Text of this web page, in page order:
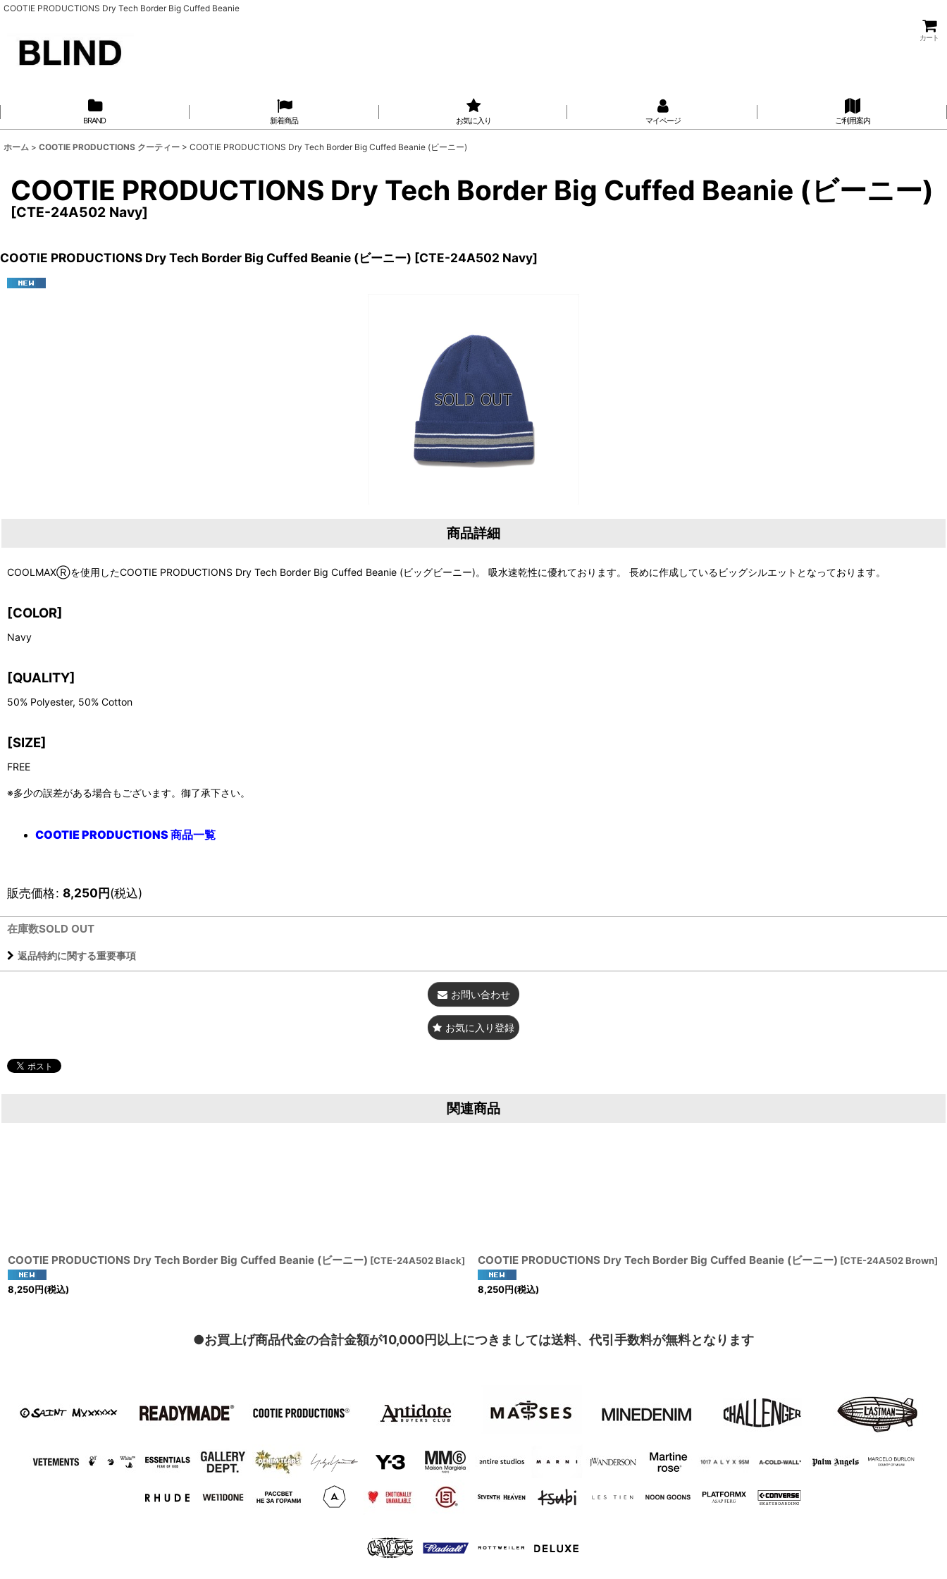
COOTIE PRODUCTIONS Dry Tech Border Big Cuffed Beanie
カート
BRAND 新着商品 お気に入り マイページ ご利用案内
ホーム > COOTIE PRODUCTIONS クーティー > COOTIE PRODUCTIONS Dry Tech Border Big Cuffed Beanie (ビーニー)
COOTIE PRODUCTIONS Dry Tech Border Big Cuffed Beanie (ビーニー)
[CTE-24A502 Navy]
COOTIE PRODUCTIONS Dry Tech Border Big Cuffed Beanie (ビーニー) [CTE-24A502 Navy]
商品詳細
COOLMAXⓇを使用したCOOTIE PRODUCTIONS Dry Tech Border Big Cuffed Beanie (ビッグビーニー)。 吸水速乾性に優れております。 長めに作成しているビッグシルエットとなっております。
[COLOR]
Navy
[QUALITY]
50% Polyester, 50% Cotton
[SIZE]
FREE
※多少の誤差がある場合もございます。御了承下さい。
COOTIE PRODUCTIONS 商品一覧
販売価格: 8,250円(税込)
在庫数SOLD OUT
返品特約に関する重要事項
お問い合わせ
お気に入り登録
関連商品
COOTIE PRODUCTIONS Dry Tech Border Big Cuffed Beanie (ビーニー) [CTE-24A502 Black]
8,250円(税込)
COOTIE PRODUCTIONS Dry Tech Border Big Cuffed Beanie (ビーニー) [CTE-24A502 Brown]
8,250円(税込)
●お買上げ商品代金の合計金額が10,000円以上につきましては送料、代引手数料が無料となります